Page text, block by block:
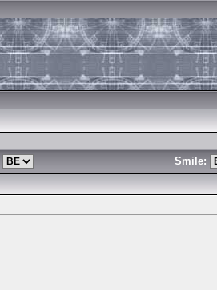
Smile: